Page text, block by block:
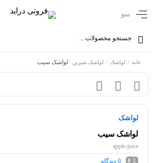
منو
خانه / لواشک / لواشک شیرین /لواشک سیب
لواشک
لواشک سیب
apple-juice
0
0 دیدگاه